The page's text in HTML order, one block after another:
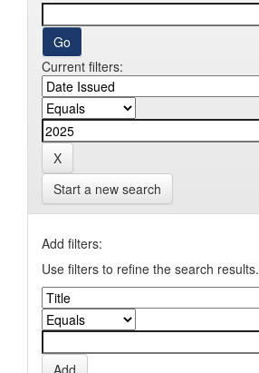
Current filters:
Start a new search
Add filters:
Use filters to refine the search results.